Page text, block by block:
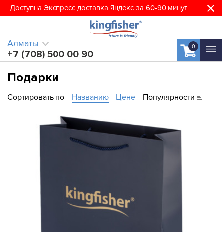
Доступна Экспресс доставка Яндекс за 60-90 минут
0
Алматы
+7 (708) 500 00 90
Подарки
Сортировать по Названию Цене Популярности